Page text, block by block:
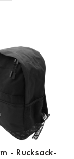
- Rucksack-